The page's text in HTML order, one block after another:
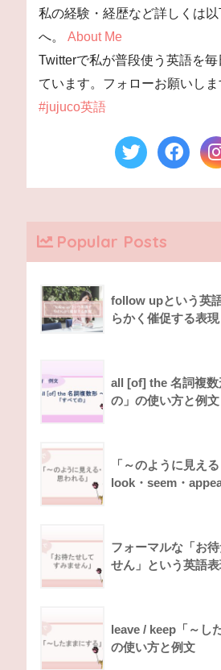
私の経験・経歴など詳しくは
へ。About Me
Twitterで私が普段使う英語を
ています。フォローお願いし
#jujuco英語
Popular Posts
follow upという英
らかく催促する表
all [of] the 名詞複数
の」の使い方と例文
「～のように見え
look・seem・
フォーマルな「お
せん」という英語
leave / keep「～し
の使い方と例文